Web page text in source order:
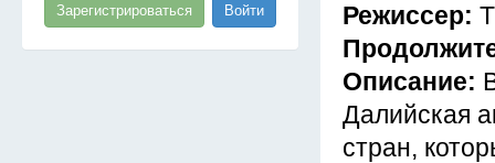
Зарегистрироваться Войти
Режиссер:
Описание:
Далийская
стран,